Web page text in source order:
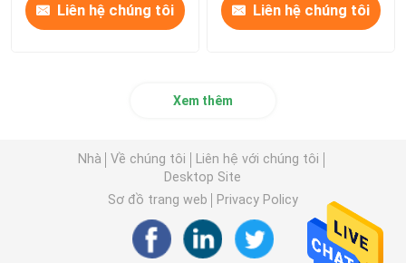
Liên hệ chúng tôi Liên hệ chúng tôi
Xem thêm
Nhà Về chúng tôi
Liên hệ với chúng tôi
Desktop Site
Sơ đồ trang web
Privacy Policy